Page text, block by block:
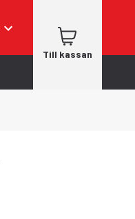
Till kassan